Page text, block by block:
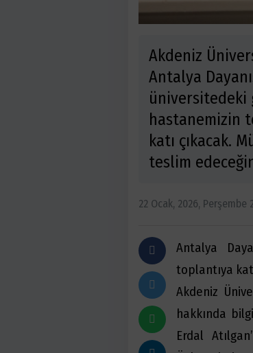
Akdeniz
Antalya
üniversitedeki
hastanemizin
katı çıkacak.
teslim
22 Ocak, 2026, Perşembe
Antalya
toplantıya
Akdeniz
hakkında
Erdal